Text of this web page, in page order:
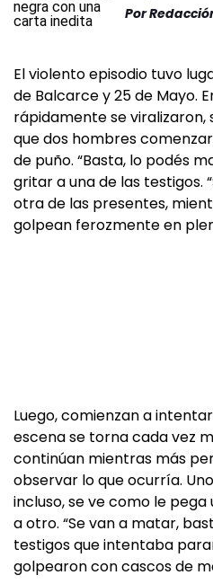
Por
El violento episodio tuvo
de Balcarce y 25 de Mayo.
rápidamente se viralizaron,
que dos hombres
de puño. “Basta, lo podés
gritar a una de las testigos.
otra de las presentes,
golpean ferozmente en
Luego, comienzan a
escena se torna cada vez
continúan mientras más
observar lo que ocurría.
incluso, se ve como le
a otro. “Se van a matar,
testigos que intentaba
golpearon con cascos de